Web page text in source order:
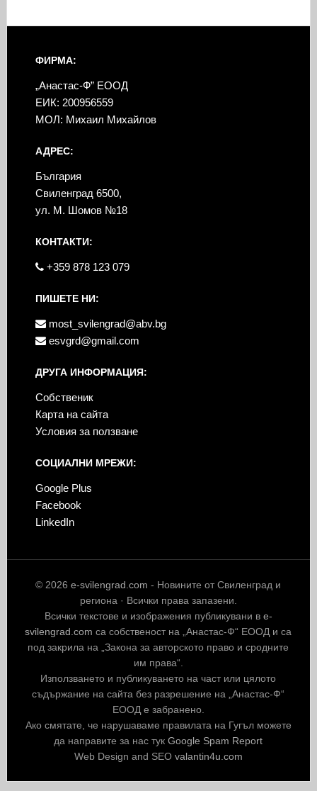
ФИРМА:
„Анастас-Ф” ЕООД
ЕИК: 200956559
МОЛ: Михаил Михайлов
АДРЕС:
България
Свиленград 6500,
ул. М. Шомов №18
КОНТАКТИ:
+359 878 123 079
ПИШЕТЕ НИ:
most_svilengrad@abv.bg
esvgrd@gmail.com
ДРУГА ИНФОРМАЦИЯ:
Собственик
Карта на сайта
Условия за ползване
СОЦИАЛНИ МРЕЖИ:
Google Plus
Facebook
LinkedIn
© 2026e-svilengrad.com - Новините от Свиленград и
региона · Всички права запазени.
Всички текстове и изображения публикувани в e-
svilengrad.com са собственост на „Анастас-Ф“ ЕООД и са
под закрила на „Закона за авторското право и сродните
им права“.
Използването и публикуването на част или цялото
съдържание на сайта без разрешение на „Анастас-Ф“
ЕООД е забранено.
Ако смятате, че нарушаваме правилата на Гугъл можете
да направите за нас тукGoogle Spam Report
Web Design and SEO valantin4u.com